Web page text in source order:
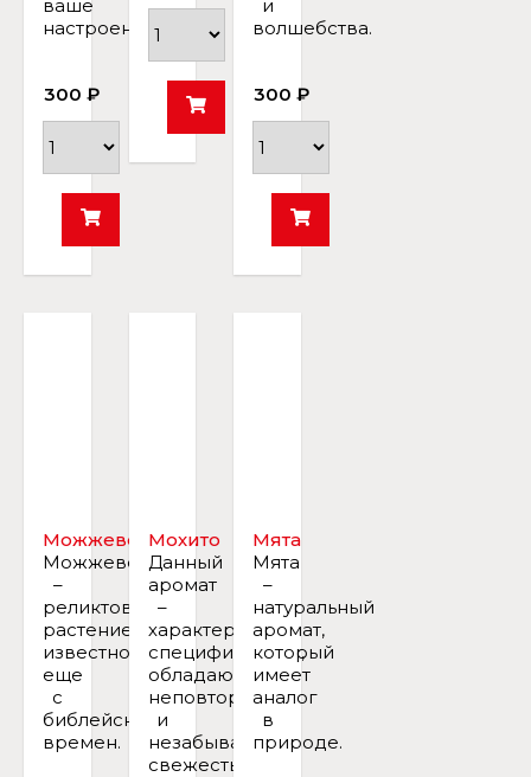
ваше
настроение.
300 ₽
и
волшебства.
300 ₽
Можжевельник
Можжевельник
–
реликтовое
растение,
известное
еще
с
библейских
времен.
Мохито
Данный
аромат
–
характерный,
специфический,
обладающий
неповторимой
и
незабываемой
свежестью.
Мята
Мята
–
натуральный
аромат,
который
имеет
аналог
в
природе.